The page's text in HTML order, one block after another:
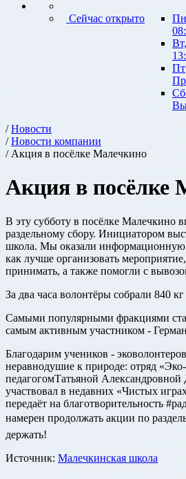
Сейчас открыто
Пт
/Новости
/Новости компании
/ Акция в посёлке Малечкино
Акция в посёлке
В эту субботу в посёлке Малечкино
раздельному сбору. Инициатором
школа. Мы оказали информационную
как лучше организовать
принимать, а также помогли с
За два часа волонтёры собрали 840
Самыми популярными фракциями
самым активным участником -
Благодарим учеников -
неравнодушие к природе: отряд
педагогомТатьяной Александровной
участвовал в недавних «Чистых
передаёт на благотворительность
намерен продолжать акции по
держать!
Источник: Малечкинская школа